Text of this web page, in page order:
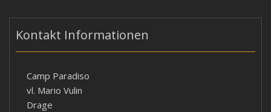
Kontakt Informationen
Camp Paradiso
vl. Mario Vulin
Drage